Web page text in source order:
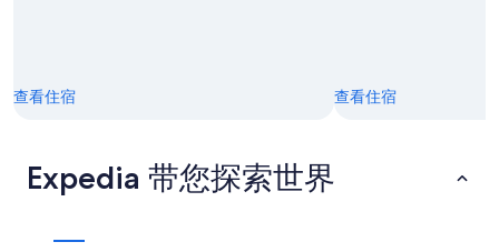
查看住宿 查看住宿
Expedia 带您探索世界